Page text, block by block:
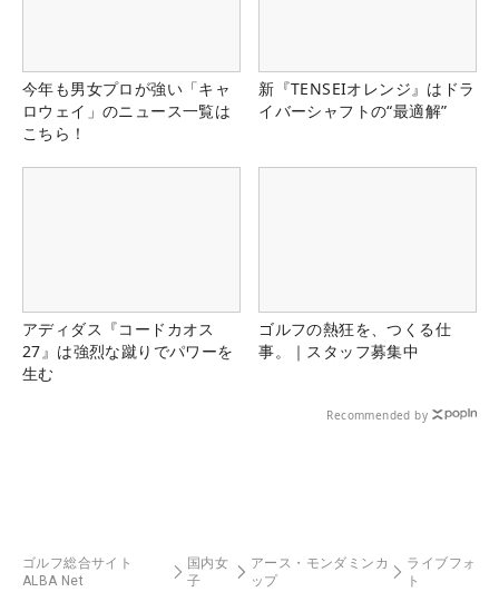
今年も男女プロが強い「キャ
ロウェイ」のニュース一覧は
こちら！
新『TENSEIオレンジ』はドラ
イバーシャフトの“最適解”
アディダス『コードカオス
27』は強烈な蹴りでパワーを
生む
ゴルフの熱狂を、つくる仕
事。｜スタッフ募集中
Recommended by
ゴルフ総合サイト
ALBA Net
国内女
子
アース・モンダミンカ
ップ
ライブフォ
ト